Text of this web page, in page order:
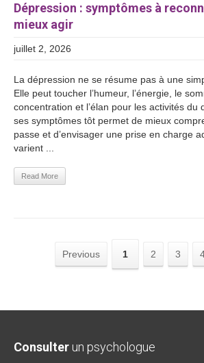
Dépression : symptômes à
mieux agir
juillet 2, 2026
La dépression ne se résume pas à une
Elle peut toucher l’humeur, l’énergie, le
concentration et l’élan pour les activités du
ses symptômes tôt permet de mieux
passe et d’envisager une prise en charge
varient ...
Read More
Previous 1 2 3
Consulter un psychologue